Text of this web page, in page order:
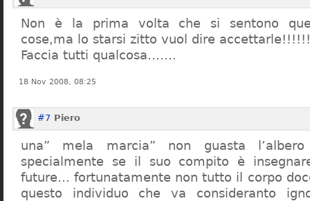
Non è la prima volta che si sentono
cose,ma lo starsi zitto vuol dire accettarle!!!!!!
Faccia tutti qualcosa…….
18 Nov 2008, 08:25
#7 Piero
una” mela marcia” non guasta
specialmente se il suo compito è
future… fortunatamente non tutto il corpo
questo individuo che va consideranto